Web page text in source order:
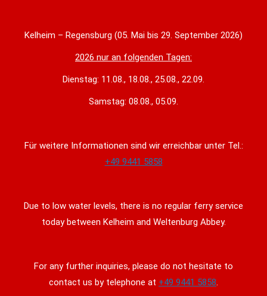
Kelheim – Regensburg (05. Mai bis 29. September 2026)
2026 nur an folgenden Tagen:
Dienstag: 11.08., 18.08., 25.08., 22.09.
Samstag: 08.08., 05.09.
Für weitere Informationen sind wir erreichbar unter Tel.:
+49 9441 5858
Due to low water levels, there is no regular ferry service
today between Kelheim and Weltenburg Abbey.
For any further inquiries, please do not hesitate to
contact us by telephone at +49 9441 5858.